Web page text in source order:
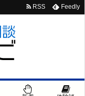
RSS Feedly